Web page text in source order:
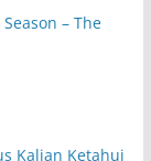
– The
Kalian Ketahui